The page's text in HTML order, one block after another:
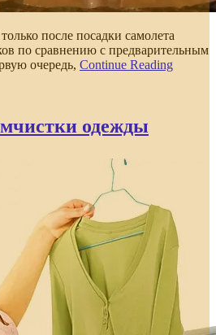
после посадки самолета
по сравнению с предварительным
очередь, Continue Reading
одежды